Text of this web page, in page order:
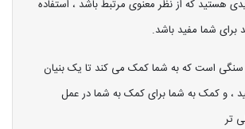
هستید که از نظر معنوی مرتبط باشد ، استفاده
برای شما مفید باشد.
است که به شما کمک می کند تا یک بنیان
، و کمک به شما برای کمک به شما در عمل
تر